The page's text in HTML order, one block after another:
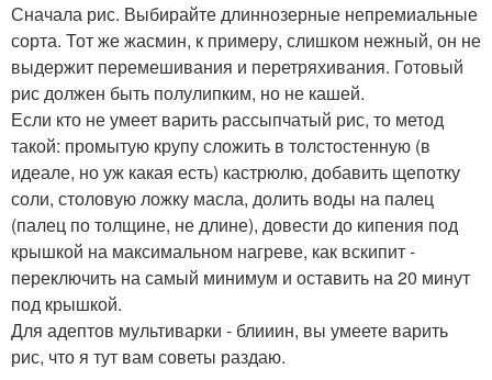
Сначала рис. Выбирайте длиннозерные непремиальные
сорта. Тот же жасмин, к примеру, слишком нежный, он не
выдержит перемешивания и перетряхивания. Готовый
рис должен быть полулипким, но не кашей.
Если кто не умеет варить рассыпчатый рис, то метод
такой: промытую крупу сложить в толстостенную (в
идеале, но уж какая есть) кастрюлю, добавить щепотку
соли, столовую ложку масла, долить воды на палец
(палец по толщине, не длине), довести до кипения под
крышкой на максимальном нагреве, как вскипит -
переключить на самый минимум и оставить на 20 минут
под крышкой.
Для адептов мультиварки - блииин, вы умеете варить
рис, что я тут вам советы раздаю.